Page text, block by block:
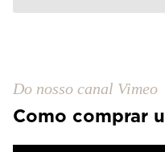
Do nosso canal Vimeo
Como comprar